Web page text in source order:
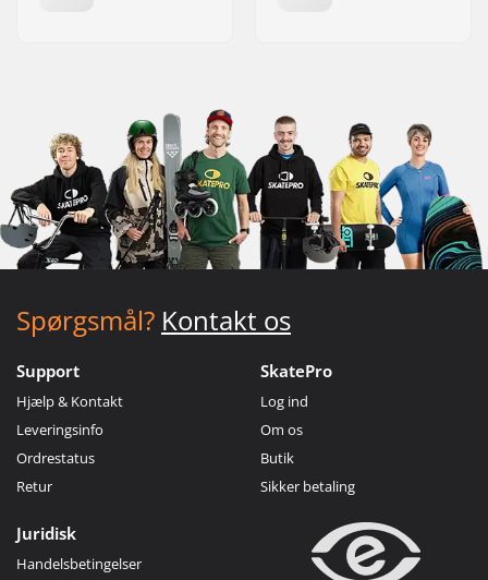
Spørgsmål? Kontakt os
Support
Hjælp & Kontakt
Leveringsinfo
Ordrestatus
Retur
SkatePro
Log ind
Om os
Butik
Sikker betaling
Juridisk
Handelsbetingelser